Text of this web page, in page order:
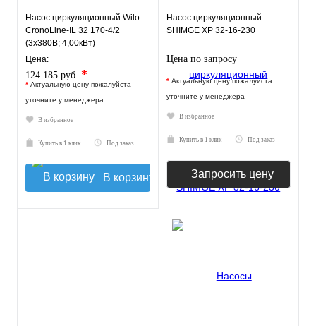
Насос циркуляционный Wilo
CronoLine-IL 32 170-4/2
(3х380В; 4,00кВт)
Цена:
124 185 руб. *
* Актуальную цену пожалуйста
уточните у менеджера
В избранное
Купить в 1 клик Под заказ
В корзину
Насос циркуляционный
SHIMGE XP 32-16-230
Цена по запросу
* Актуальную цену пожалуйста
уточните у менеджера
В избранное
Купить в 1 клик Под заказ
Запросить цену